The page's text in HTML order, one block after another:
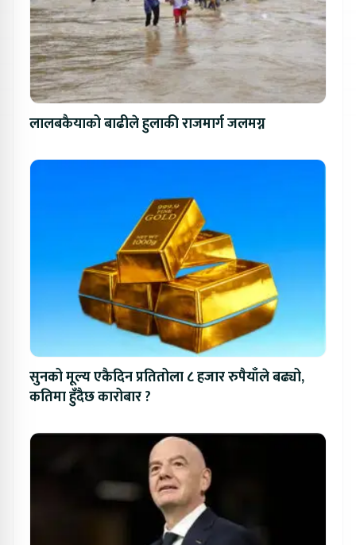
लालबकैयाको बाढीले हुलाकी राजमार्ग जलमग्न
सुनको मूल्य एकैदिन प्रतितोला ८ हजार रुपैयाँले बढ्यो,
कतिमा हुँदैछ कारोबार ?